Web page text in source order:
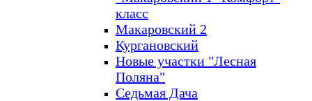
класс
Макаровский 2
Кургановский
Новые участки "Лесная
Поляна"
Седьмая Дача